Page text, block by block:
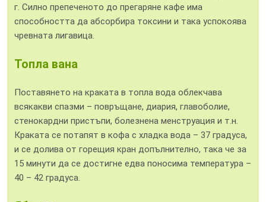
г. Силно препеченото до прегаряне кафе има
способността да абсорбира токсини и така успокоява
чревната лигавица.
Топла вана
Поставянето на краката в топла вода облекчава
всякакви спазми – повръщане, диария, главоболие,
стенокардни пристъпи, болезнена менструация и т.н.
Краката се потапят в кофа с хладка вода – 37 градуса,
и се долива от горещия кран допълнително, така че за
15 минути да се достигне едва поносима температура –
40 – 42 градуса.